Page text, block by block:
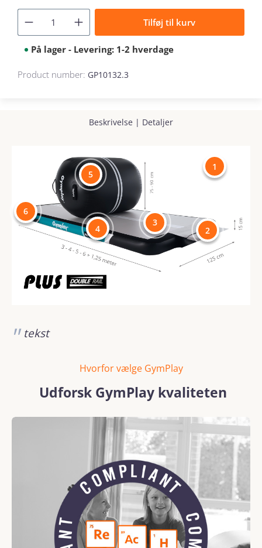
Tilføj til kurv
På lager - Levering: 1-2 hverdage
Product number: GP10132.3
Beskrivelse | Detaljer
1
2
3
4
5
6
tekst
Hvorfor vælge GymPlay
Udforsk GymPlay kvaliteten
Skip image gallery
REACH